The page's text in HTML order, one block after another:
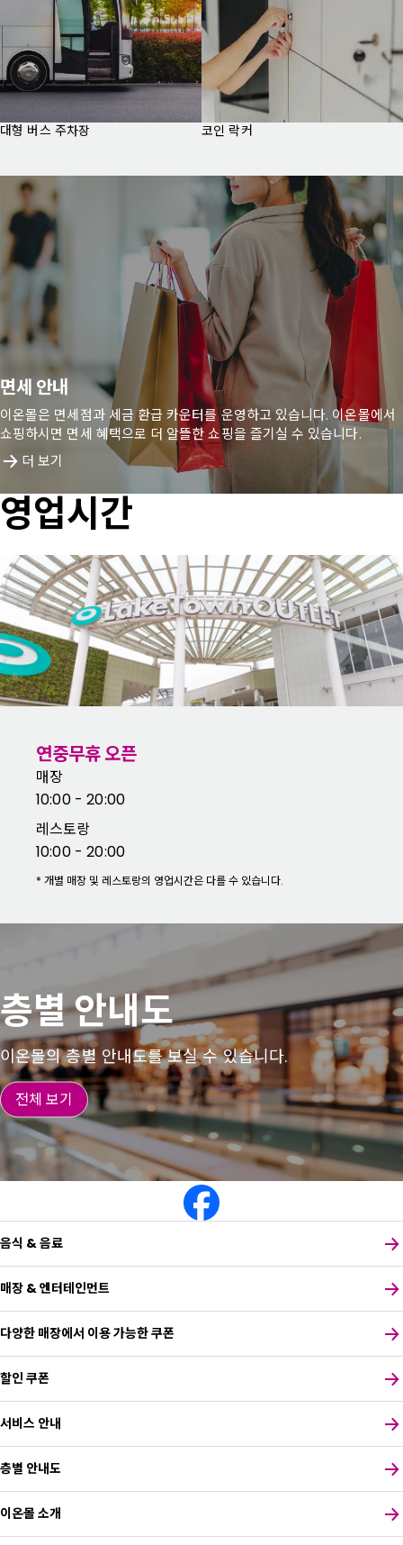
대형 버스 주차장 코인 락커
면세 안내
이온몰은 면세점과 세금 환급 카운터를 운영하고 있습니다. 이온몰에서
쇼핑하시면 면세 혜택으로 더 알뜰한 쇼핑을 즐기실 수 있습니다.
더 보기
영업시간
연중무휴 오픈
매장
10:00 - 20:00
레스토랑
10:00 - 20:00
* 개별 매장 및 레스토랑의 영업시간은 다를 수 있습니다.
층별 안내도
이온몰의 층별 안내도를 보실 수 있습니다.
전체 보기
음식 & 음료
매장 & 엔터테인먼트
다양한 매장에서 이용 가능한 쿠폰
할인 쿠폰
서비스 안내
층별 안내도
이온몰 소개